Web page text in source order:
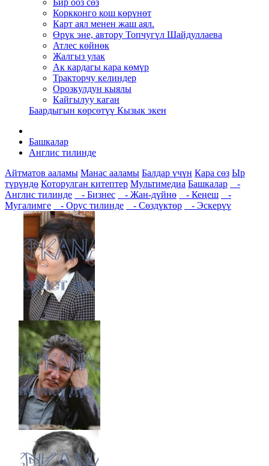
Бир ооз сөз
Коркконго кош көрүнөт
Карт аял менен жаш аял.
Өрүк эне, автору Топчугүл Шайдуллаева
Атлес көйнөк
Жалгыз улак
Ак кардагы кара көмүр
Тракторчу келиндер
Орозкулдун кыялы
Кайгылуу каган
Баардыгын көрсөтүү Кызык экен
Башкалар
Англис тилинде
Айтматов ааламы Манас ааламы Балдар үчүн Кара сөз Ыр
түрүндө Которулган китептер Мультимедиа Башкалар
-
Англис тилинде
- Бизнес - Жан-дүйнө - Кеңеш
-
Мугалимге
- Орус тилинде - Сөздүктөр - Эскерүү